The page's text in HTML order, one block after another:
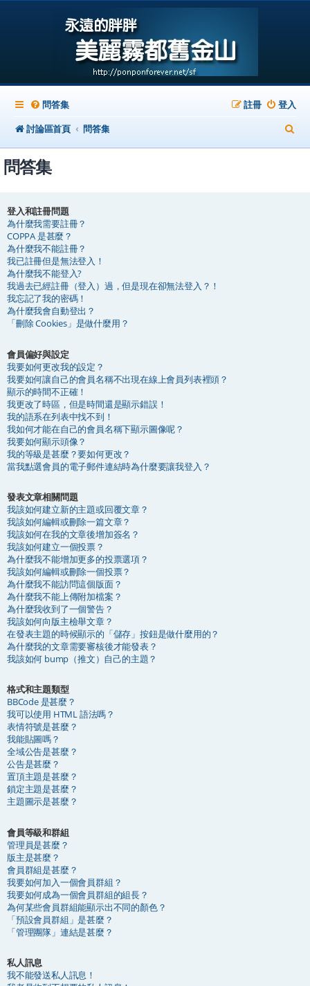
問答集 登入
註冊
討論區首頁
問答集
尋
問答集
登入和註冊問題
為什麼我需要註冊？
COPPA 是甚麼？
為什麼我不能註冊？
我已註冊但是無法登入！
為什麼我不能登入?
我過去已經註冊（登入）過，但是現在卻無法登入？！
我忘記了我的密碼！
為什麼我會自動登出？
「刪除 Cookies」是做什麼用？
會員偏好與設定
我要如何更改我的設定？
我要如何讓自己的會員名稱不出現在線上會員列表裡頭？
顯示的時間不正確！
我更改了時區，但是時間還是顯示錯誤！
我的語系在列表中找不到！
我如何才能在自己的會員名稱下顯示圖像呢？
我要如何顯示頭像？
我的等級是甚麼？要如何更改？
當我點選會員的電子郵件連結時為什麼要讓我登入？
發表文章相關問題
我該如何建立新的主題或回覆文章？
我該如何編輯或刪除一篇文章？
我該如何在我的文章後增加簽名？
我該如何建立一個投票？
為什麼我不能增加更多的投票選項？
我該如何編輯或刪除一個投票？
為什麼我不能訪問這個版面？
為什麼我不能上傳附加檔案？
為什麼我收到了一個警告？
我該如何向版主檢舉文章？
在發表主題的時候顯示的「儲存」按鈕是做什麼用的？
為什麼我的文章需要審核後才能發表？
我該如何 bump（推文）自己的主題？
格式和主題類型
BBCode 是甚麼？
我可以使用 HTML 語法嗎？
表情符號是甚麼？
我能貼圖嗎？
全域公告是甚麼？
公告是甚麼？
置頂主題是甚麼？
鎖定主題是甚麼？
主題圖示是甚麼？
會員等級和群組
管理員是甚麼？
版主是甚麼？
會員群組是甚麼？
我要如何加入一個會員群組？
我要如何成為一個會員群組的組長？
為何某些會員群組能顯示出不同的顏色？
「預設會員群組」是甚麼？
「管理團隊」連結是甚麼？
私人訊息
我不能發送私人訊息！